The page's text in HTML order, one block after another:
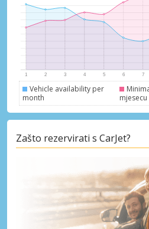
Vehicle availability per
month
mjesecu
Zašto rezervirati s CarJet?